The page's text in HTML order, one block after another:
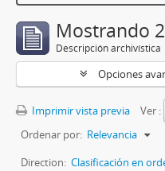
Mostrando
Descripción archivística
Opciones
Imprimir vista previa
Ver :
Ordenar por: Relevancia
Direction: Clasificación en